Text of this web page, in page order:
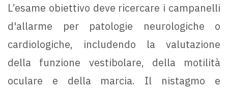
L’esame obiettivo deve ricercare i campanelli
d'allarme per patologie neurologiche o
cardiologiche, includendo la valutazione
della funzione vestibolare, della motilità
oculare e della marcia. Il nistagmo e